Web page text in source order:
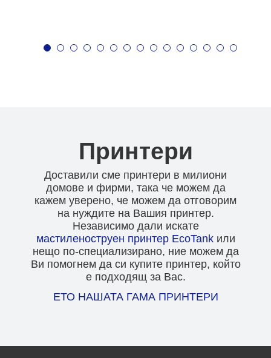
Принтери
Доставили сме принтери в милиони
домове и фирми, така че можем да
кажем уверено, че можем да отговорим
на нуждите на Вашия принтер.
Независимо дали искате
мастиленоструен принтер EcoTankили
нещо по-специализирано, ние можем да
Ви помогнем да си купите принтер, който
е подходящ за Вас.
ЕТО НАШАТА ГАМА ПРИНТЕРИ